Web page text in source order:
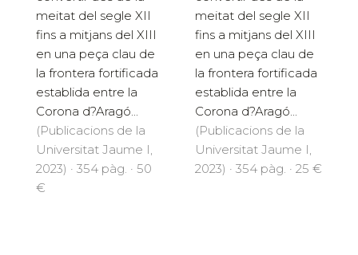
meitat del segle XII
fins a mitjans del XIII
en una peça clau de
la frontera fortificada
establida entre la
Corona d?Aragó...
(Publicacions de la
Universitat Jaume I,
2023) · 354 pàg. · 50
€
meitat del segle XII
fins a mitjans del XIII
en una peça clau de
la frontera fortificada
establida entre la
Corona d?Aragó...
(Publicacions de la
Universitat Jaume I,
2023) · 354 pàg. · 25 €